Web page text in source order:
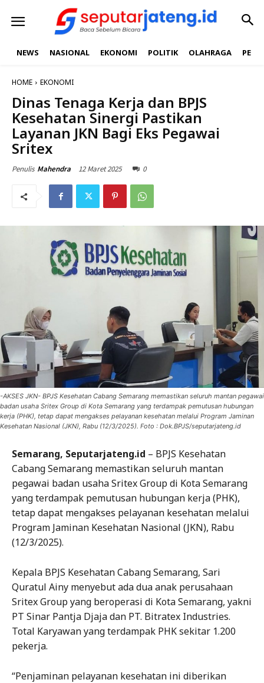
NEWS NASIONAL EKONOMI POLITIK OLAHRAGA
HOME EKONOMI
Dinas Tenaga Kerja dan BPJS
Kesehatan Sinergi Pastikan
Layanan JKN Bagi Eks Pegawai
Sritex
Penulis Mahendra 12 Maret 2025 0
-AKSES JKN- BPJS Kesehatan Cabang Semarang memastikan seluruh mantan pegawai
badan usaha Sritex Group di Kota Semarang yang terdampak pemutusan hubungan
kerja (PHK), tetap dapat mengakses pelayanan kesehatan melalui Program Jaminan
Kesehatan Nasional (JKN), Rabu (12/3/2025). Foto : Dok.BPJS/seputarjateng.id
Semarang, Seputarjateng.id – BPJS Kesehatan
Cabang Semarang memastikan seluruh mantan
pegawai badan usaha Sritex Group di Kota Semarang
yang terdampak pemutusan hubungan kerja (PHK),
tetap dapat mengakses pelayanan kesehatan melalui
Program Jaminan Kesehatan Nasional (JKN), Rabu
(12/3/2025).
Kepala BPJS Kesehatan Cabang Semarang, Sari
Quratul Ainy menyebut ada dua anak perusahaan
Sritex Group yang beroperasi di Kota Semarang, yakni
PT Sinar Pantja Djaja dan PT. Bitratex Industries.
Total Karyawan yang terdampak PHK sekitar 1.200
pekerja.
“Penjaminan pelayanan kesehatan ini diberikan